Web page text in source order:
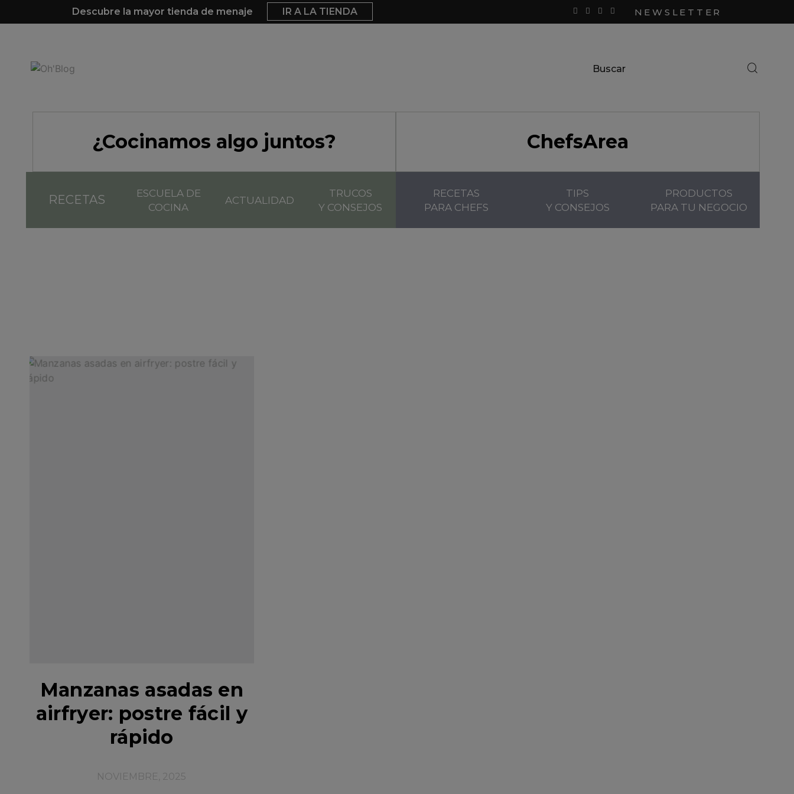
Descubre la mayor tienda de menaje IR A LA TIENDA NEWSLETTER
¿Cocinamos algo juntos?
RECETAS
ESCUELA DE
COCINA
ACTUALIDAD
TRUCOS
Y CONSEJOS
ChefsArea
RECETAS
PARA CHEFS
TIPS
Y CONSEJOS
PRODUCTOS
PARA TU NEGOCIO
Manzanas asadas en
airfryer: postre fácil y
rápido
NOVIEMBRE, 2025